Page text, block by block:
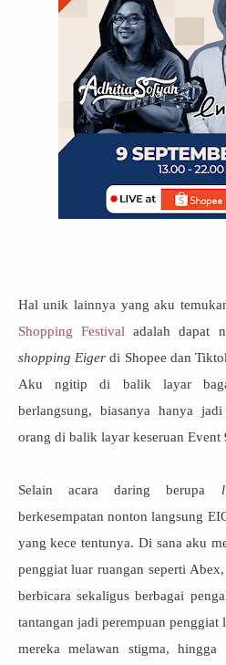
Hal unik lainnya yang aku
Shopping Festival adalah dapat
shopping Eigerdi Shopee dan
Aku ngitip di balik layar
berlangsung, biasanya hanya
orang di balik layar keseruan Event
Selain acara daring berupa
berkesempatan nonton langsung
yang kece tentunya. Di sana aku
penggiat luar ruangan seperti
berbicara sekaligus berbagai
tantangan jadi perempuan penggiat
mereka melawan stigma,